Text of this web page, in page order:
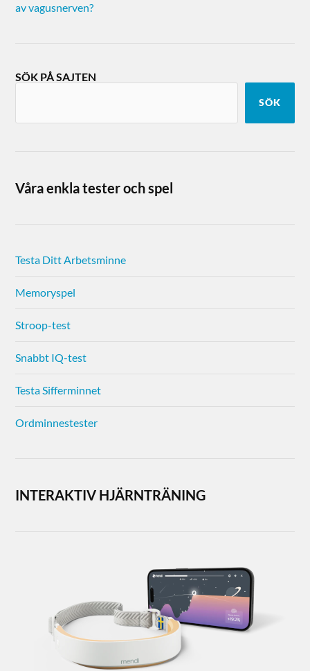
av vagusnerven?
SÖK PÅ SAJTEN
SÖK
Våra enkla tester och spel
Testa Ditt Arbetsminne
Memoryspel
Stroop-test
Snabbt IQ-test
Testa Sifferminnet
Ordminnestester
INTERAKTIV HJÄRNTRÄNING